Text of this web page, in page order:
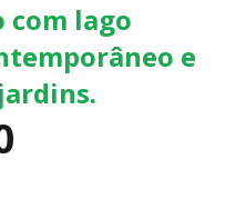
com lago
e